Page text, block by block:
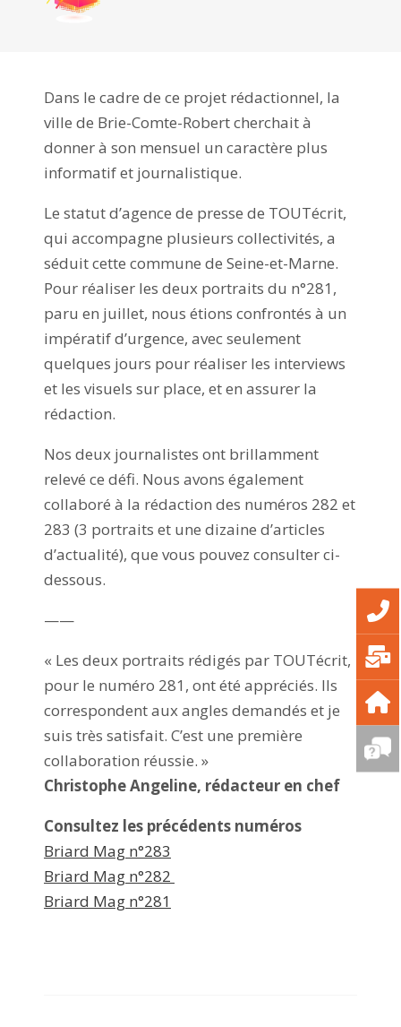
Dans le cadre de ce projet rédactionnel, la
ville de Brie-Comte-Robert cherchait à
donner à son mensuel un caractère plus
informatif et journalistique.
Le statut d’agence de presse de TOUTécrit,
qui accompagne plusieurs collectivités, a
séduit cette commune de Seine-et-Marne.
Pour réaliser les deux portraits du n°281,
paru en juillet, nous étions confrontés à un
impératif d’urgence, avec seulement
quelques jours pour réaliser les interviews
et les visuels sur place, et en assurer la
rédaction.
Nos deux journalistes ont brillamment
relevé ce défi. Nous avons également
collaboré à la rédaction des numéros 282 et
283 (3 portraits et une dizaine d’articles
d’actualité), que vous pouvez consulter ci-
dessous.
——
« Les deux portraits rédigés par TOUTécrit,
pour le numéro 281, ont été appréciés. Ils
correspondent aux angles demandés et je
suis très satisfait. C’est une première
collaboration réussie. »
Christophe Angeline, rédacteur en chef
Consultez les précédents numéros
Briard Mag n°283
Briard Mag n°282
Briard Mag n°281